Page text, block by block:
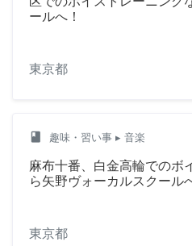
ールへ！
東京都
class 趣味・習い事 ▸ 音楽
麻布十番、白金高輪でのボ
ら矢野ヴォーカルスクール
東京都